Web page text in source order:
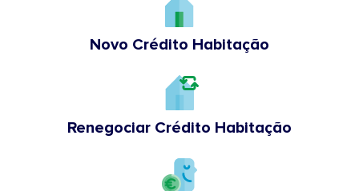
Novo Crédito Habitação
Renegociar Crédito Habitação